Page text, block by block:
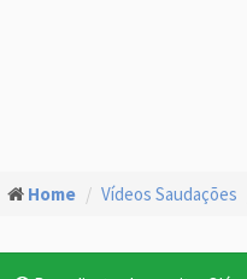
Home Vídeos Saudações